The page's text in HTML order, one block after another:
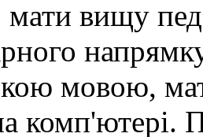
мати вищу
мовою,
комп'ютері.